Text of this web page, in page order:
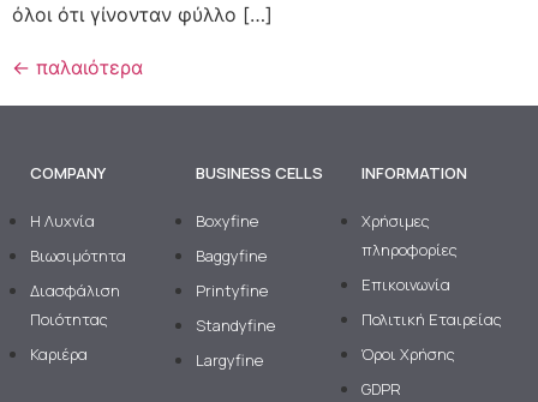
όλοι ότι γίνονταν φύλλο […]
← παλαιότερα
COMPANY
H Λυχνία
Βιωσιμότητα
Διασφάλιση
Ποιότητας
Καριέρα
BUSINESS CELLS
Boxyfine
Baggyfine
Printyfine
Standyfine
Largyfine
INFORMATION
Χρήσιμες
πληροφορίες
Επικοινωνία
Πολιτική Εταιρείας
Όροι Χρήσης
GDPR